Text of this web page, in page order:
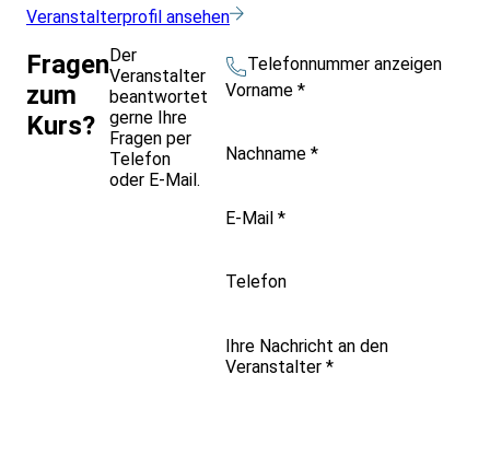
Veranstalterprofil ansehen
Fragen
zum
Kurs?
Der
Veranstalter
beantwortet
gerne Ihre
Fragen per
Telefon
oder E-Mail.
Telefonnummer anzeigen
Vorname *
Nachname *
E-Mail *
Telefon
Ihre Nachricht an den
Veranstalter *